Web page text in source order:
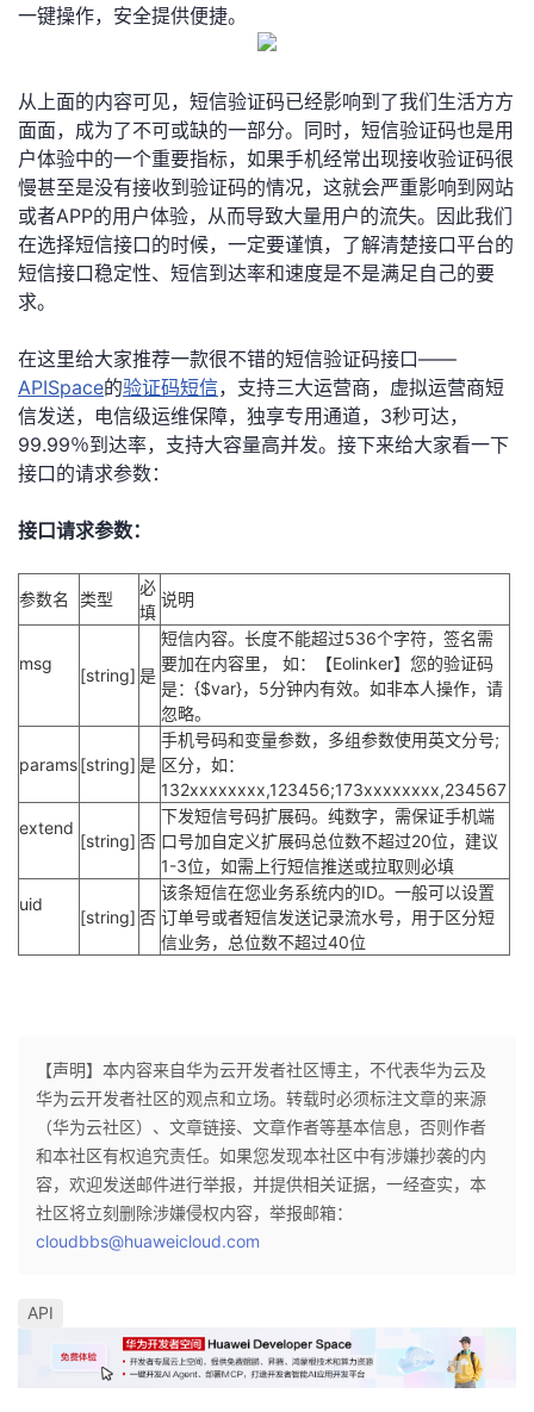
一键操作，安全提供便捷。
从上面的内容可见，短信验证码已经影响到了我们生活方方
面面，成为了不可或缺的一部分。同时，短信验证码也是用
户体验中的一个重要指标，如果手机经常出现接收验证码很
慢甚至是没有接收到验证码的情况，这就会严重影响到网站
或者APP的用户体验，从而导致大量用户的流失。因此我们
在选择短信接口的时候，一定要谨慎，了解清楚接口平台的
短信接口稳定性、短信到达率和速度是不是满足自己的要
求。
在这里给大家推荐一款很不错的短信验证码接口——
APISpace的验证码短信，支持三大运营商，虚拟运营商短
信发送，电信级运维保障，独享专用通道，3秒可达，
99.99％到达率，支持大容量高并发。接下来给大家看一下
接口的请求参数：
接口请求参数：
参数名 类型
必
填
说明
msg
[string] 是
短信内容。长度不能超过536个字符，签名需
要加在内容里， 如：【Eolinker】您的验证码
是：{$var}，5分钟内有效。如非本人操作，请
忽略。
params[string] 是
手机号码和变量参数，多组参数使用英文分号;
区分，如：
132xxxxxxxx,123456;173xxxxxxxx,234567
extend
[string] 否
下发短信号码扩展码。纯数字，需保证手机端
口号加自定义扩展码总位数不超过20位，建议
1-3位，如需上行短信推送或拉取则必填
uid
[string] 否
该条短信在您业务系统内的ID。一般可以设置
订单号或者短信发送记录流水号，用于区分短
信业务，总位数不超过40位
【声明】本内容来自华为云开发者社区博主，不代表华为云及
华为云开发者社区的观点和立场。转载时必须标注文章的来源
（华为云社区）、文章链接、文章作者等基本信息，否则作者
和本社区有权追究责任。如果您发现本社区中有涉嫌抄袭的内
容，欢迎发送邮件进行举报，并提供相关证据，一经查实，本
社区将立刻删除涉嫌侵权内容，举报邮箱：
cloudbbs@huaweicloud.com
API